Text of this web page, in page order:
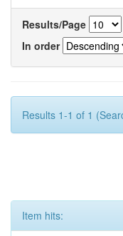
Results/Page
In order
Results 1-1 of 1
Item hits: